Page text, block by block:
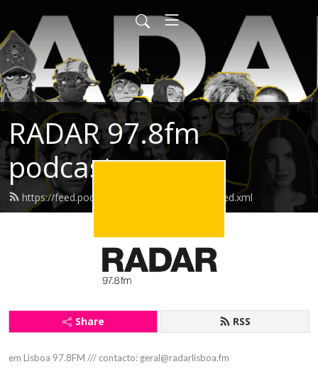
RADAR 97.8fm
podcasts
https://feed.podbean.com/radarpodcasts/feed.xml
Share RSS
em Lisboa 97.8FM /// contacto: geral@radarlisboa.fm